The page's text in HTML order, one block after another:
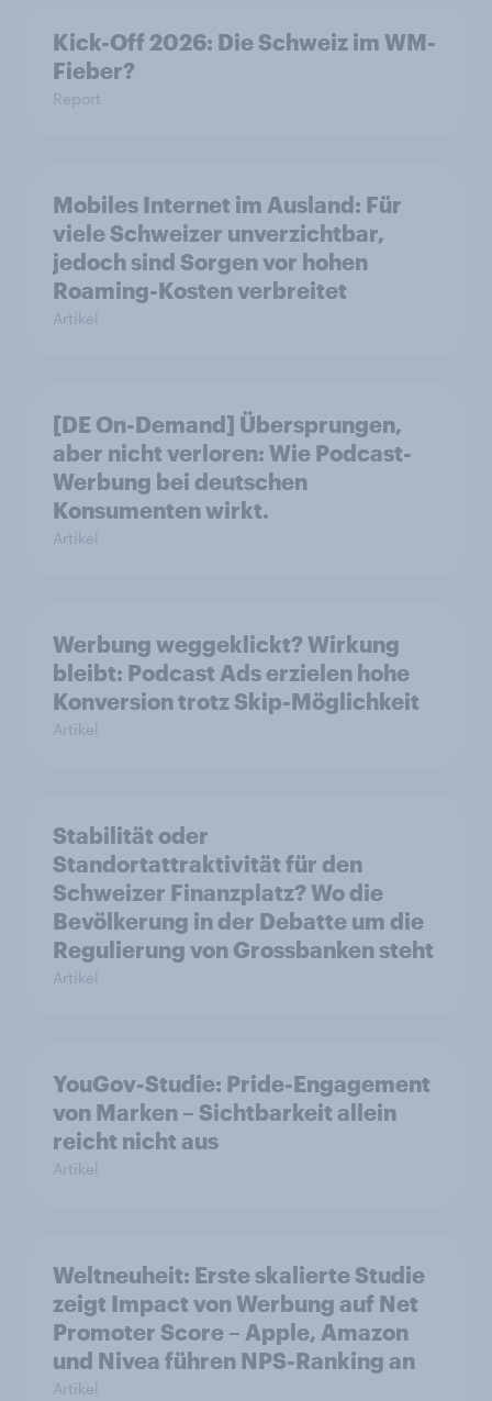
Kick-Off 2026: Die Schweiz im WM-
Fieber?​
Report
Mobiles Internet im Ausland: Für
viele Schweizer unverzichtbar,
jedoch sind Sorgen vor hohen
Roaming-Kosten verbreitet
Artikel
[DE On-Demand] Übersprungen,
aber nicht verloren: Wie Podcast-
Werbung bei deutschen
Konsumenten wirkt.
Artikel
Werbung weggeklickt? Wirkung
bleibt: Podcast Ads erzielen hohe
Konversion trotz Skip-Möglichkeit
Artikel
Stabilität oder
Standortattraktivität für den
Schweizer Finanzplatz? Wo die
Bevölkerung in der Debatte um die
Regulierung von Grossbanken steht
Artikel
YouGov-Studie: Pride-Engagement
von Marken – Sichtbarkeit allein
reicht nicht aus
Artikel
Weltneuheit: Erste skalierte Studie
zeigt Impact von Werbung auf Net
Promoter Score – Apple, Amazon
und Nivea führen NPS-Ranking an
Artikel